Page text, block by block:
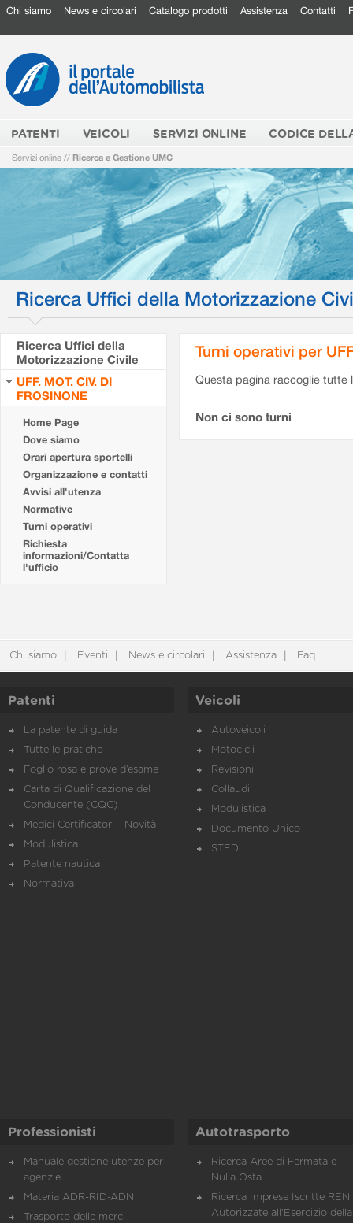
Chi siamo News e circolari Catalogo prodotti Assistenza Contatti
PATENTI VEICOLI SERVIZI ONLINE CODICE
Servizi online // Ricerca e Gestione UMC
Ricerca Uffici della Motorizzazione
Ricerca Uffici della
Motorizzazione Civile
UFF. MOT. CIV. DI
FROSINONE
Home Page
Dove siamo
Orari apertura sportelli
Organizzazione e contatti
Avvisi all'utenza
Normative
Turni operativi
Richiesta
informazioni/Contatta
l'ufficio
Turni operativi per
Questa pagina raccoglie tutte
Non ci sono turni
Chi siamo Eventi News e circolari Assistenza Faq
Patenti
La patente di guida
Tutte le pratiche
Foglio rosa e prove d’esame
Carta di Qualificazione del
Conducente (CQC)
Medici Certificatori - Novità
Modulistica
Patente nautica
Normativa
Veicoli
Autoveicoli
Motocicli
Revisioni
Collaudi
Modulistica
Documento Unico
STED
Professionisti
Manuale gestione utenze per
agenzie
Materia ADR-RID-ADN
Trasporto delle merci
Autotrasporto
Ricerca Aree di Fermata e
Nulla Osta
Ricerca Imprese Iscritte REN
Autorizzate all'Esercizio della